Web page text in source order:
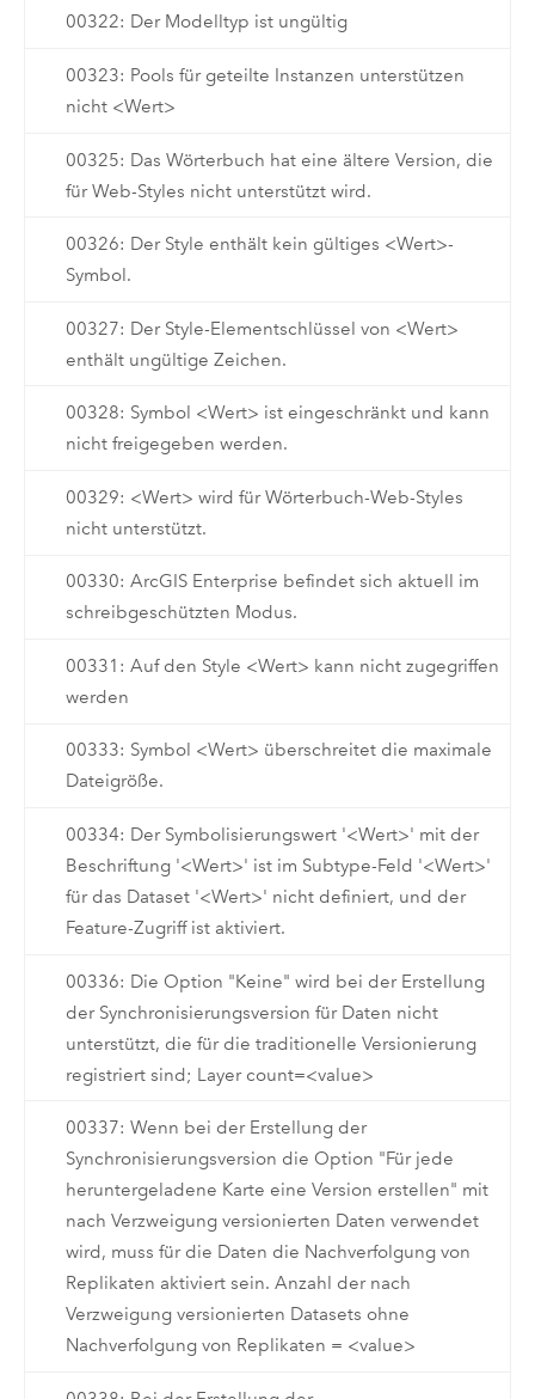
00322: Der Modelltyp ist ungültig
00323: Pools für geteilte Instanzen unterstützen
nicht <Wert>
00325: Das Wörterbuch hat eine ältere Version, die
für Web-Styles nicht unterstützt wird.
00326: Der Style enthält kein gültiges <Wert>-
Symbol.
00327: Der Style-Elementschlüssel von <Wert>
enthält ungültige Zeichen.
00328: Symbol <Wert> ist eingeschränkt und kann
nicht freigegeben werden.
00329: <Wert> wird für Wörterbuch-Web-Styles
nicht unterstützt.
00330: ArcGIS Enterprise befindet sich aktuell im
schreibgeschützten Modus.
00331: Auf den Style <Wert> kann nicht zugegriffen
werden
00333: Symbol <Wert> überschreitet die maximale
Dateigröße.
00334: Der Symbolisierungswert '<Wert>' mit der
Beschriftung '<Wert>' ist im Subtype-Feld '<Wert>'
für das Dataset '<Wert>' nicht definiert, und der
Feature-Zugriff ist aktiviert.
00336: Die Option "Keine" wird bei der Erstellung
der Synchronisierungsversion für Daten nicht
unterstützt, die für die traditionelle Versionierung
registriert sind; Layer count=<value>
00337: Wenn bei der Erstellung der
Synchronisierungsversion die Option "Für jede
heruntergeladene Karte eine Version erstellen" mit
nach Verzweigung versionierten Daten verwendet
wird, muss für die Daten die Nachverfolgung von
Replikaten aktiviert sein. Anzahl der nach
Verzweigung versionierten Datasets ohne
Nachverfolgung von Replikaten = <value>